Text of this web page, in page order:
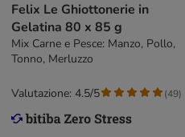
Felix Le Ghiottonerie in
Gelatina 80 x 85 g
Mix Carne e Pesce: Manzo, Pollo,
Tonno, Merluzzo
Valutazione: 4.5/5 (49)